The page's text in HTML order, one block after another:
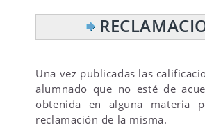
Una vez publicadas las
alumnado que no esté de
obtenida en alguna materia
reclamación de la misma.